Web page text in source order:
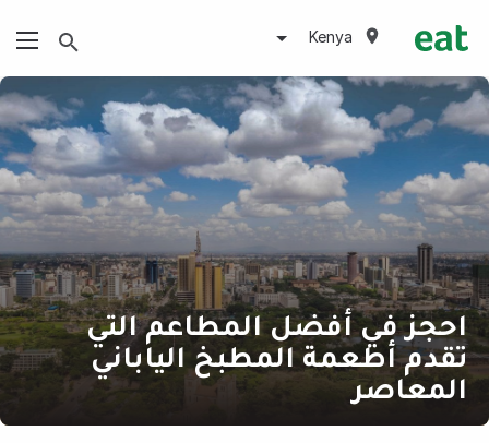
Kenya
احجز في أفضل المطاعم التي
تقدم أطعمة المطبخ الياباني
المعاصر